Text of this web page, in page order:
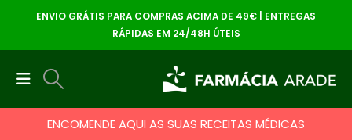
ENVIO GRÁTIS PARA COMPRAS ACIMA DE 49€ | ENTREGAS
RÁPIDAS EM 24/48H ÚTEIS
ENCOMENDE AQUI AS SUAS RECEITAS MÉDICAS